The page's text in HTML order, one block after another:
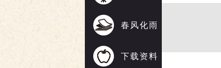
春风化雨
下载资料